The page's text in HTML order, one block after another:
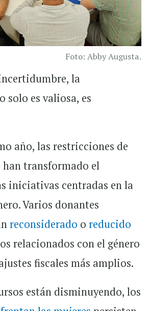
Foto: Abby Augusta.
la
solo es valiosa, es
año, las restricciones de
transformado el
iniciativas centradas en la
Varios donantes
reconsiderado o reducido
relacionados con el género
fiscales más amplios.
están disminuyendo, los